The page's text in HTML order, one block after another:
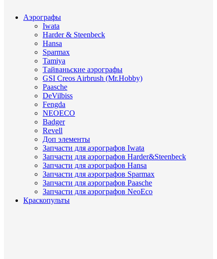
Аэрографы
Iwata
Harder & Steenbeck
Hansa
Sparmax
Tamiya
Тайваньские аэрографы
GSI Creos Airbrush (Mr.Hobby)
Paasche
DeVilbiss
Fengda
NEOECO
Badger
Revell
Доп элементы
Запчасти для аэрографов Iwata
Запчасти для аэрографов Harder&Steenbeck
Запчасти для аэрографов Hansa
Запчасти для аэрографов Sparmax
Запчасти для аэрографов Paasche
Запчасти для аэрографов NeoEco
Краскопульты